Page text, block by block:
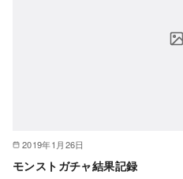
2019年1月26日
モンストガチャ結果記録